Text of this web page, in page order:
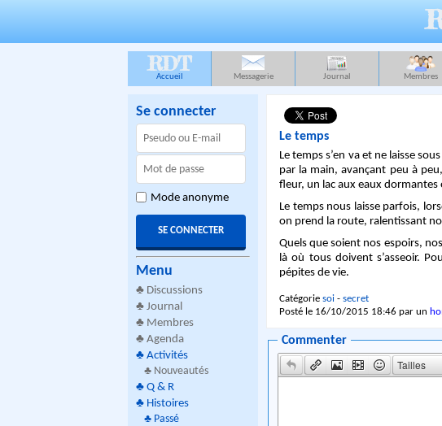
RDT
Accueil Messagerie Journal Membres
Se connecter
Mode anonyme
Menu
♣ Discussions
♣ Journal
♣ Membres
♣ Agenda
♣ Activités
♣ Nouveautés
♣ Q & R
♣ Histoires
♣ Passé
Le temps
Le temps s’en va et ne laisse
par la main, avançant peu à
fleur, un lac aux eaux
Le temps nous laisse parfois,
on prend la route, ralentissant
Quels que soient nos espoirs,
là où tous doivent s’asseoir.
pépites de vie.
Catégorie soi- secret
Posté le 16/10/2015 18:46 par un
Commenter
Tailles